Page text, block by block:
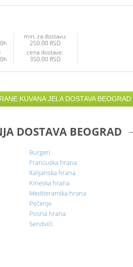
min. za dostavu:
250.00 RSD
cena dostave:
350.00 RSD
KUVANA JELA DOSTAVA BEOGRAD
DOSTAVA BEOGRAD
Burgeri
Francuska hrana
Italijanska hrana
Kineska hrana
Mediteranska hrana
Pečenje
Posna hrana
Sendviči